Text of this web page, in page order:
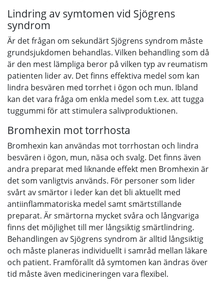
Lindring av symtomen vid Sjögrens
syndrom
Är det frågan om sekundärt Sjögrens syndrom måste
grundsjukdomen behandlas. Vilken behandling som då
är den mest lämpliga beror på vilken typ av reumatism
patienten lider av. Det finns effektiva medel som kan
lindra besvären med torrhet i ögon och mun. Ibland
kan det vara fråga om enkla medel som t.ex. att tugga
tuggummi för att stimulera salivproduktionen.
Bromhexin mot torrhosta
Bromhexin kan användas mot torrhostan och lindra
besvären i ögon, mun, näsa och svalg. Det finns även
andra preparat med liknande effekt men Bromhexin är
det som vanligtvis används. För personer som lider
svårt av smärtor i leder kan det bli aktuellt med
antiinflammatoriska medel samt smärtstillande
preparat. Är smärtorna mycket svåra och långvariga
finns det möjlighet till mer långsiktig smärtlindring.
Behandlingen av Sjögrens syndrom är alltid långsiktig
och måste planeras individuellt i samråd mellan läkare
och patient. Framförallt då symtomen kan ändras över
tid måste även medicineringen vara flexibel.